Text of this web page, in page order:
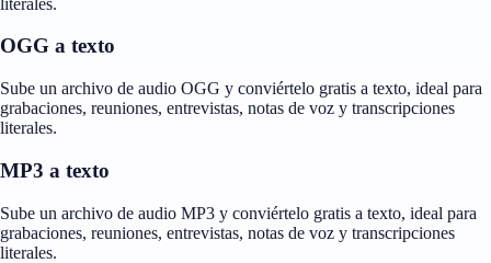
OGG a texto
Sube un archivo de audio OGG y conviértelo gratis a texto, ideal para
grabaciones, reuniones, entrevistas, notas de voz y transcripciones
literales.
MP3 a texto
Sube un archivo de audio MP3 y conviértelo gratis a texto, ideal para
grabaciones, reuniones, entrevistas, notas de voz y transcripciones
literales.